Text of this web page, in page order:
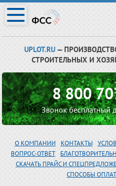
UPLOT.RU —
СТРОИТЕЛЬНЫХ И
8 800
Звонок бесплатный
О КОМПАНИИ КОНТАКТЫ
ВОПРОС-ОТВЕТ
СКАЧАТЬ ПРАЙС И
СПОСОБЫ